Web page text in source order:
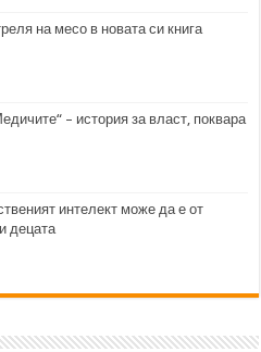
на месо в новата си книга
– история за власт, поквара
интелект може да е от
децата